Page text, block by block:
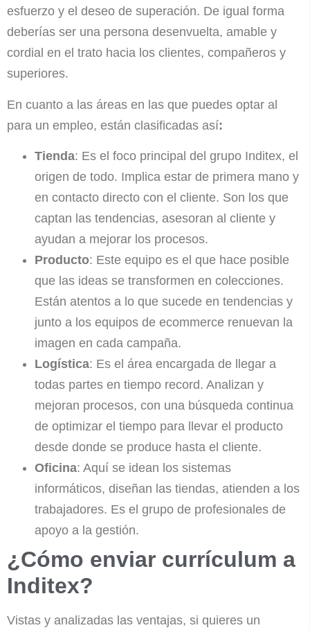
esfuerzo y el deseo de superación. De igual forma
deberías ser una persona desenvuelta, amable y
cordial en el trato hacia los clientes, compañeros y
superiores.
En cuanto a las áreas en las que puedes optar al
para un empleo, están clasificadas así:
Tienda: Es el foco principal del grupo Inditex, el
origen de todo. Implica estar de primera mano y
en contacto directo con el cliente. Son los que
captan las tendencias, asesoran al cliente y
ayudan a mejorar los procesos.
Producto: Este equipo es el que hace posible
que las ideas se transformen en colecciones.
Están atentos a lo que sucede en tendencias y
junto a los equipos de ecommerce renuevan la
imagen en cada campaña.
Logística: Es el área encargada de llegar a
todas partes en tiempo record. Analizan y
mejoran procesos, con una búsqueda continua
de optimizar el tiempo para llevar el producto
desde donde se produce hasta el cliente.
Oficina: Aquí se idean los sistemas
informáticos, diseñan las tiendas, atienden a los
trabajadores. Es el grupo de profesionales de
apoyo a la gestión.
¿Cómo enviar currículum a
Inditex?
Vistas y analizadas las ventajas, si quieres un